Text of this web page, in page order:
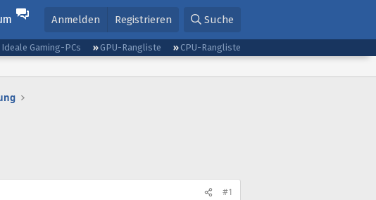
Anmelden Registrieren Suche
Ideale Gaming-PCs GPU-Rangliste
CPU-Rangliste
#1